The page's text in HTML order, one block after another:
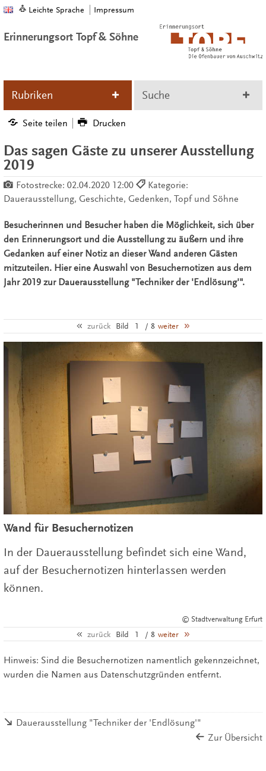
Leichte Sprache Impressum
Erinnerungsort Topf & Söhne
Rubriken Suche
Seite teilen Drucken
Das sagen Gäste zu unserer Ausstellung
2019
Fotostrecke: 02.04.2020 12:00
Kategorie:
Dauerausstellung, Geschichte, Gedenken, Topf und Söhne
Besucherinnen und Besucher haben die Möglichkeit, sich über
den Erinnerungsort und die Ausstellung zu äußern und ihre
Gedanken auf einer Notiz an dieser Wand anderen Gästen
mitzuteilen. Hier eine Auswahl von Besuchernotizen aus dem
Jahr 2019 zur Dauerausstellung "Techniker der 'Endlösung'".
zurück Bild 1 / 8 weiter
Wand für Besuchernotizen
In der Dauerausstellung befindet sich eine Wand,
auf der Besuchernotizen hinterlassen werden
können.
© Stadtverwaltung Erfurt
zurück Bild 1 / 8 weiter
Hinweis: Sind die Besuchernotizen namentlich gekennzeichnet,
wurden die Namen aus Datenschutzgründen entfernt.
Dauerausstellung "Techniker der 'Endlösung'"
Zur Übersicht